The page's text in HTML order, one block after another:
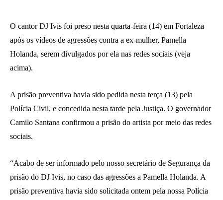
O cantor DJ Ivis foi preso nesta quarta-feira (14) em Fortaleza
após os vídeos de agressões contra a ex-mulher, Pamella
Holanda, serem divulgados por ela nas redes sociais (veja
acima).
A prisão preventiva havia sido pedida nesta terça (13) pela
Polícia Civil, e concedida nesta tarde pela Justiça. O governador
Camilo Santana confirmou a prisão do artista por meio das redes
sociais.
“Acabo de ser informado pelo nosso secretário de Segurança da
prisão do DJ Ivis, no caso das agressões a Pamella Holanda. A
prisão preventiva havia sido solicitada ontem pela nossa Polícia